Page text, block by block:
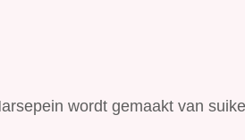
wordt gemaakt van